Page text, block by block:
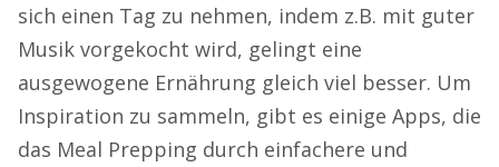
sich einen Tag zu nehmen, indem z.B. mit guter
Musik vorgekocht wird, gelingt eine
ausgewogene Ernährung gleich viel besser. Um
Inspiration zu sammeln, gibt es einige Apps, die
das Meal Prepping durch einfachere und